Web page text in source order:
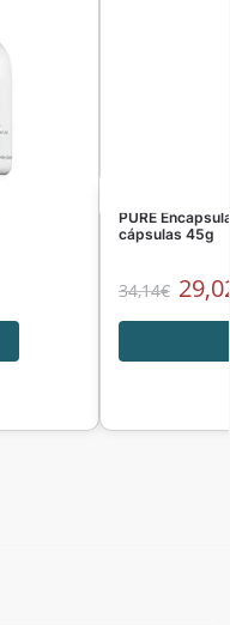
PURE
cápsulas 45g
34,14€